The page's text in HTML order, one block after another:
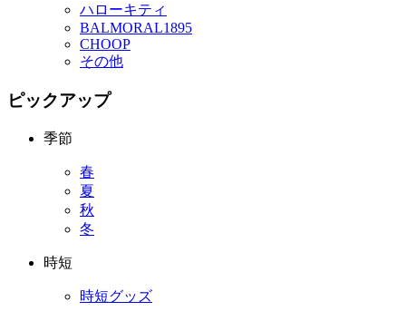
ハローキティ
BALMORAL1895
CHOOP
その他
ピックアップ
季節
春
夏
秋
冬
時短
時短グッズ